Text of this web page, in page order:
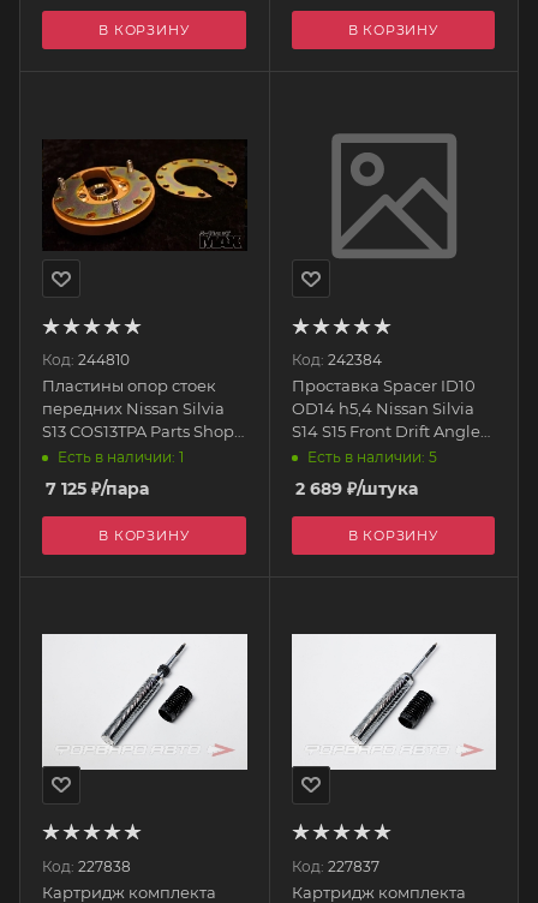
В КОРЗИНУ В КОРЗИНУ
Код: 244810
Пластины опор стоек
передних Nissan Silvia
S13 COS13TPA Parts Shop
MAXЕсть в наличии: 1
7 125 ₽/пара
В КОРЗИНУ
Код: 242384
Проставка Spacer ID10
OD14 h5,4 Nissan Silvia
S14 S15 Front Drift Angle
Lock WF080_921
WISEFAB
Есть в наличии: 5
2 689₽/штука
В КОРЗИНУ
Код: 227838
Картридж комплекта
Код: 227837
Картридж комплекта